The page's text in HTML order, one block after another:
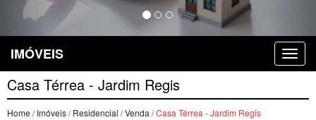
IMÓVEIS
Casa Térrea - Jardim Regis
Home /Imóveis/Residencial /Venda / Casa Térrea - Jardim Regis